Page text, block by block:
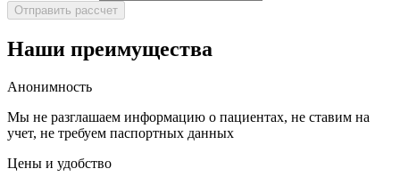
Отправить рассчет
Наши преимущества
Анонимность
Мы не разглашаем информацию о пациентах, не ставим на
учет, не требуем паспортных данных
Цены и удобство